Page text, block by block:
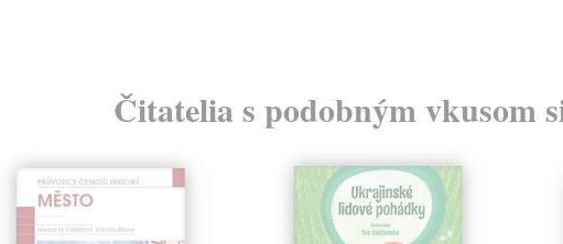
Čitatelia s podobným vkusom